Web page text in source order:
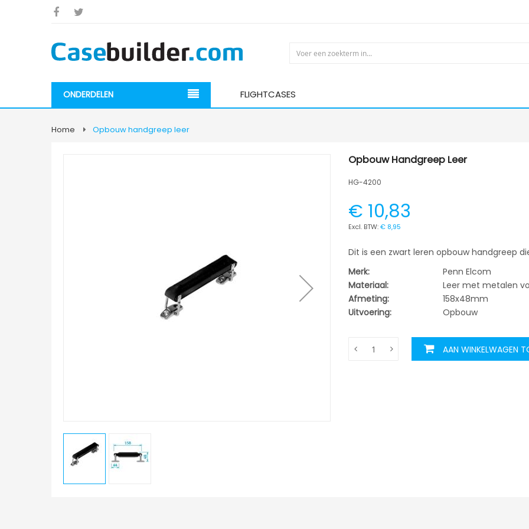
ONDERDELEN FLIGHTCASES
Home Opbouw handgreep leer
Opbouw Handgreep Leer
HG-4200
€ 10,83
€ 8,95
Dit is een zwart leren opbouw handgreep
Merk:
Penn Elcom
Materiaal:
Leer met metalen
Afmeting:
158x48mm
Uitvoering:
Opbouw
AAN WINKELWAGEN